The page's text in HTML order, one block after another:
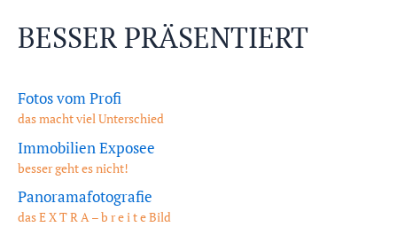
BESSER PRÄSENTIERT
Fotos vom Profi
das macht viel Unterschied
Immobilien Exposee
besser geht es nicht!
Panoramafotografie
das E X T R A – b r e i t e Bild